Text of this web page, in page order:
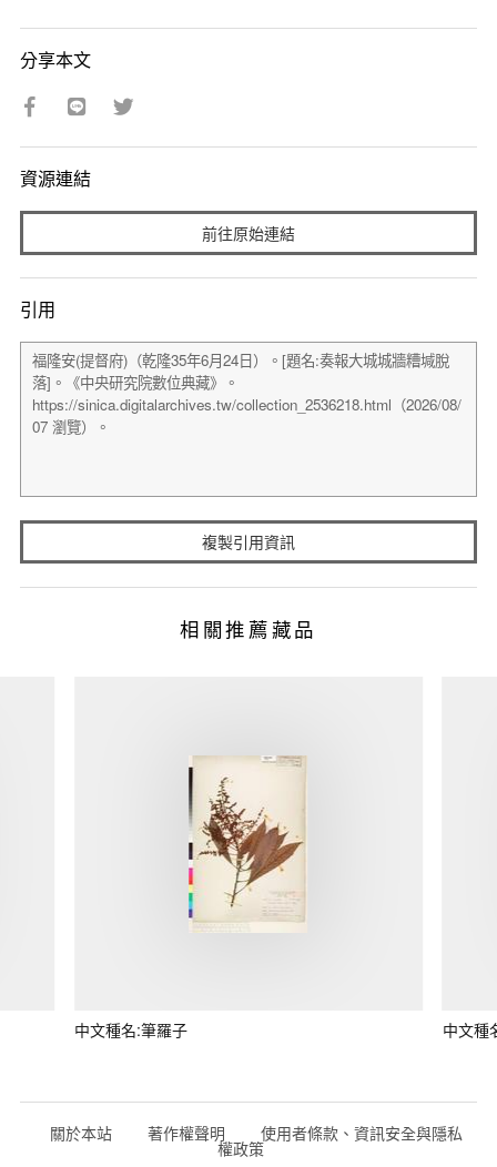
分享本文
資源連結
前往原始連結
引用
複製引用資訊
相關推薦藏品
中文種名:筆羅子 中文種
關於本站 著作權聲明 使用者條款、資訊安全與隱私
權政策